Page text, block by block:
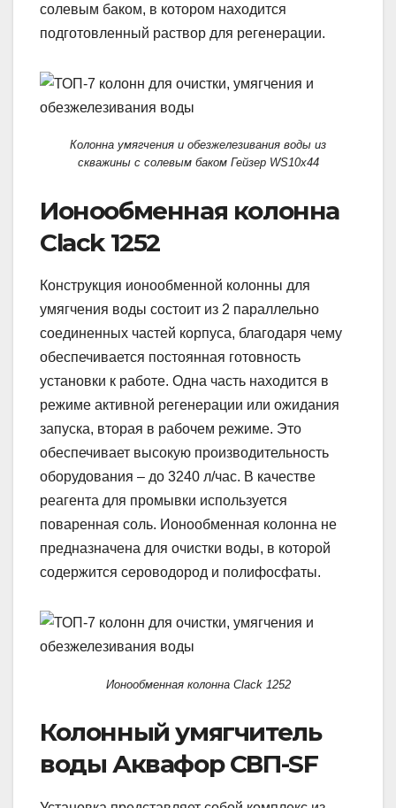
солевым баком, в котором находится
подготовленный раствор для регенерации.
Колонна умягчения и обезжелезивания воды из
скважины с солевым баком Гейзер WS10x44
Ионообменная колонна
Clack 1252
Конструкция ионообменной колонны для
умягчения воды состоит из 2 параллельно
соединенных частей корпуса, благодаря чему
обеспечивается постоянная готовность
установки к работе. Одна часть находится в
режиме активной регенерации или ожидания
запуска, вторая в рабочем режиме. Это
обеспечивает высокую производительность
оборудования – до 3240 л/час. В качестве
реагента для промывки используется
поваренная соль. Ионообменная колонна не
предназначена для очистки воды, в которой
содержится сероводород и полифосфаты.
Ионообменная колонна Clack 1252
Колонный умягчитель
воды Аквафор СВП-SF